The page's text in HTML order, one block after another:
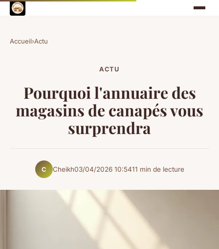
Accueil›Actu
ACTU
Pourquoi l'annuaire des
magasins de canapés vous
surprendra
C Cheikh03/04/2026 10:5411 min de lecture